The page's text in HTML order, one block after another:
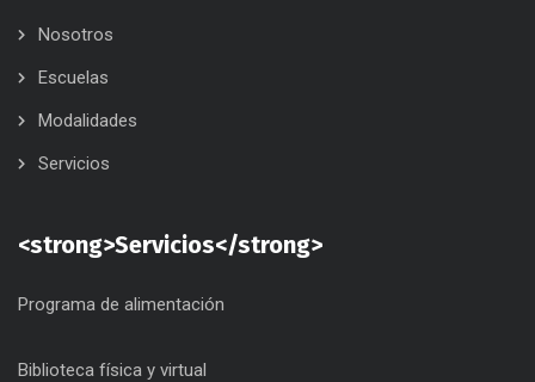
Nosotros
Escuelas
Modalidades
Servicios
<strong>Servicios</strong>
Programa de alimentación
Biblioteca física y virtual